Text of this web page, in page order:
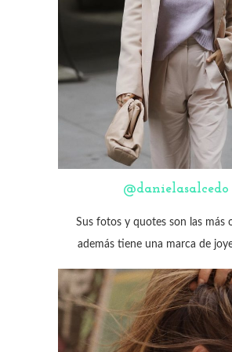
@danielasalcedo
Sus fotos y quotes son las más
además tiene una marca de